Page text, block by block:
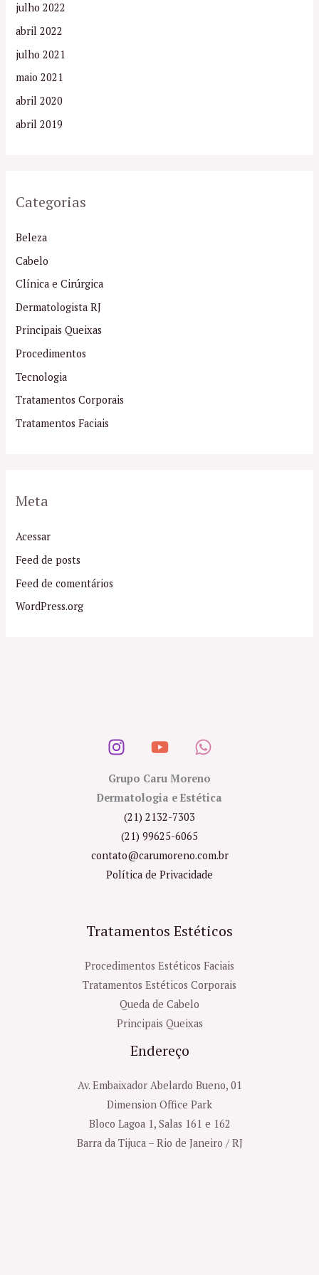
julho 2022
abril 2022
julho 2021
maio 2021
abril 2020
abril 2019
Categorias
Beleza
Cabelo
Clínica e Cirúrgica
Dermatologista RJ
Principais Queixas
Procedimentos
Tecnologia
Tratamentos Corporais
Tratamentos Faciais
Meta
Acessar
Feed de posts
Feed de comentários
WordPress.org
Grupo Caru Moreno
Dermatologia e Estética
(21) 2132-7303
(21) 99625-6065
contato@carumoreno.com.br
Política de Privacidade
Tratamentos Estéticos
Procedimentos Estéticos Faciais
Tratamentos Estéticos Corporais
Queda de Cabelo
Principais Queixas
Endereço
Av. Embaixador Abelardo Bueno, 01
Dimension Office Park
Bloco Lagoa 1, Salas 161 e 162
Barra da Tijuca – Rio de Janeiro / RJ